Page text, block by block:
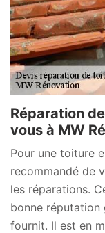
Réparation
vous à MW
Pour une toiture
recommandé de
les réparations.
bonne réputation
fournit. Il est en